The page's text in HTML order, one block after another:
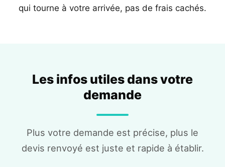
qui tourne à votre arrivée, pas de frais cachés.
Les infos utiles dans votre
demande
Plus votre demande est précise, plus le
devis renvoyé est juste et rapide à établir.